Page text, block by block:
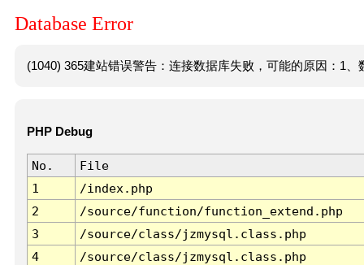
Database Error
(1040) 365建站错误警告：连接数据库失败，可能的原因：1
PHP Debug
No.
File
1
/index.php
2
/source/function/function_extend.php
3
/source/class/jzmysql.class.php
4
/source/class/jzmysql.class.php